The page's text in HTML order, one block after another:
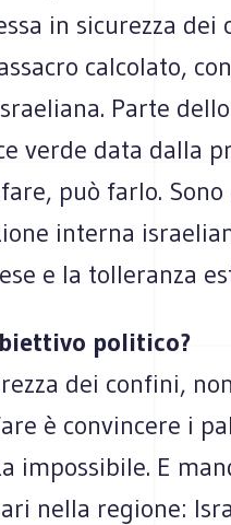
in sicurezza dei
calcolato,
Parte
verde data dalla
può farlo. Sono
interna
e la tolleranza
politico?
dei confini,
è convincere i
impossibile. E
nella regione: